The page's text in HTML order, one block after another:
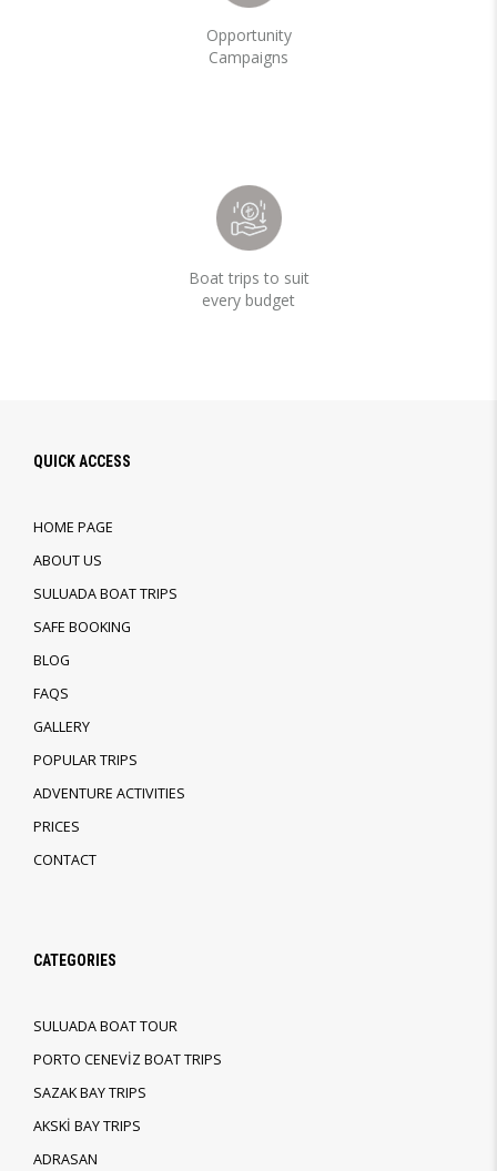
Opportunity
Campaigns
Boat trips to suit
every budget
QUICK ACCESS
HOME PAGE
ABOUT US
SULUADA BOAT TRIPS
SAFE BOOKING
BLOG
FAQS
GALLERY
POPULAR TRIPS
ADVENTURE ACTIVITIES
PRICES
CONTACT
CATEGORIES
SULUADA BOAT TOUR
PORTO CENEVİZ BOAT TRIPS
SAZAK BAY TRIPS
AKSKİ BAY TRIPS
ADRASAN